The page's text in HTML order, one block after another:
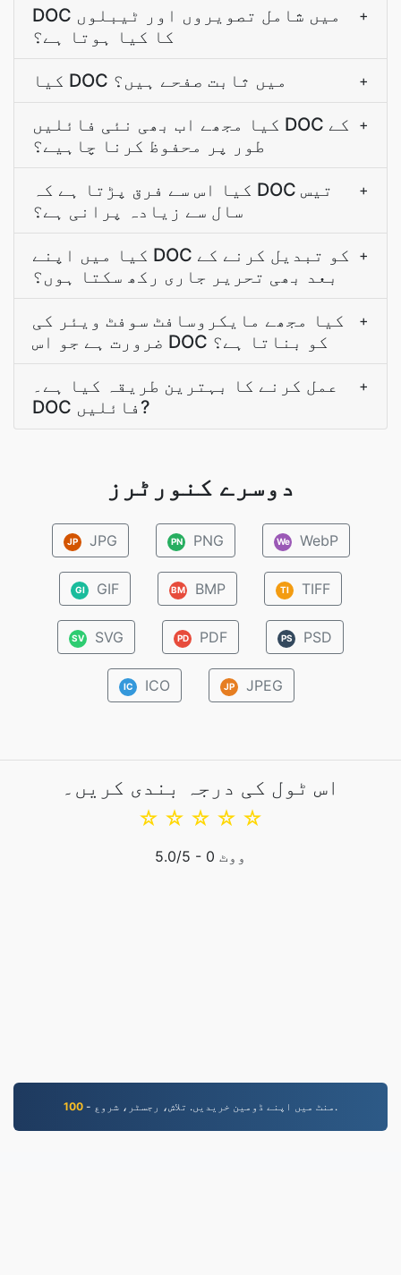
DOC میں شامل تصویروں اور ٹیبلوں
کا کیا ہوتا ہے؟
+
کیا DOC میں ثابت صفحے ہیں؟ +
کیا مجھے اب بھی نئی فائلیں DOC کے
طور پر محفوظ کرنا چاہیے؟
+
کیا اس سے فرق پڑتا ہے کہ DOC تیس
سال سے زیادہ پرانی ہے؟
+
کیا میں اپنے DOC کو تبدیل کرنے کے
بعد بھی تحریر جاری رکھ سکتا ہوں؟
+
کیا مجھے مایکروسافٹ سوفٹ ویئر کی
ضرورت ہے جو اس DOC کو بناتا ہے؟
+
عمل کرنے کا بہترین طریقہ کیا ہے۔
DOC فائلیں?
+
دوسرے کنورٹرز
JP JPG PN PNG We WebP
GI GIF BM BMP TI TIFF
SV SVG PD PDF PS PSD
IC ICO JP JPEG
اس ٹول کی درجہ بندی کریں۔
☆
☆
☆
☆
☆
5.0/5 - 0 ووٹ
100 - منٹ میں اپنے ڈومین خریدیں. تلاش، رجسٹر، شروع.